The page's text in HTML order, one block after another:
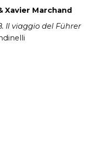
Xavier Marchand
Il viaggio del Führer